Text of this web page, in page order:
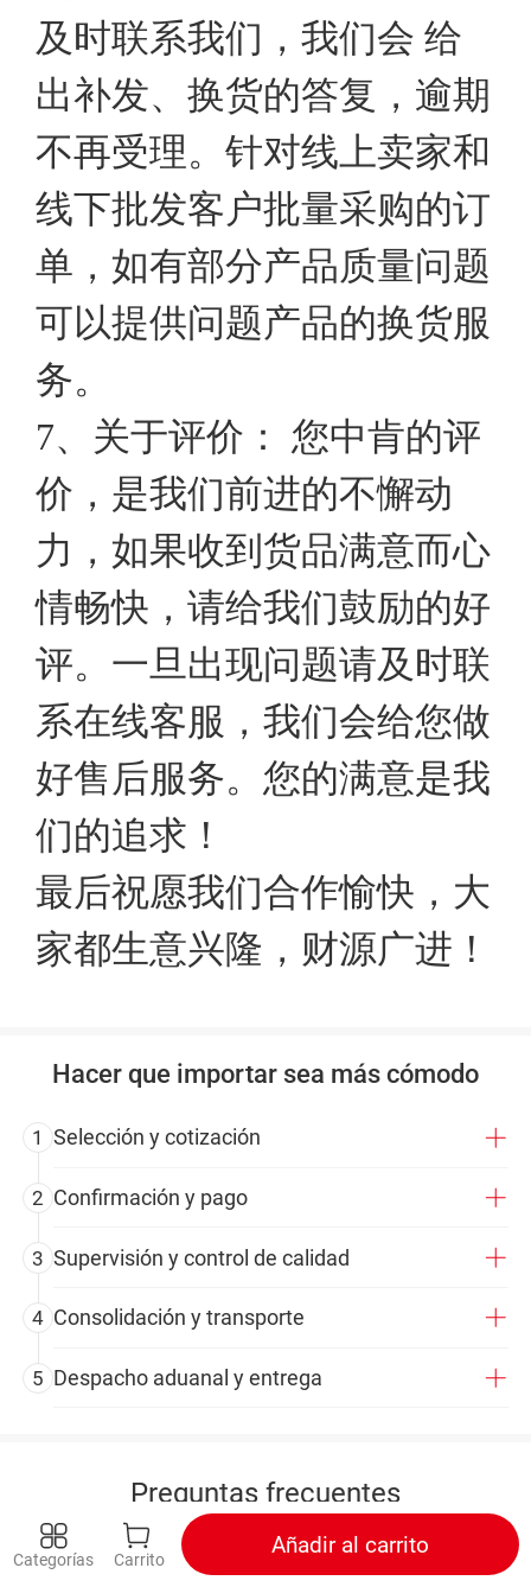
Hacer que importar sea más cómodo
1 Selección y cotización
2 Confirmación y pago
3 Supervisión y control de calidad
4 Consolidación y transporte
5 Despacho aduanal y entrega
Preguntas frecuentes
01 ¿Hay cantidad mínima de compra?
Categorías Carrito
Añadir al carrito